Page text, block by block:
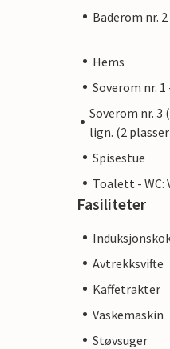
Baderom nr.
Hems
Soverom nr.
Soverom nr. 3
lign. (2
Spisestue
Toalett - WC:
Fasiliteter
Avtrekksvifte
Kaffetrakter
Vaskemaskin
Støvsuger